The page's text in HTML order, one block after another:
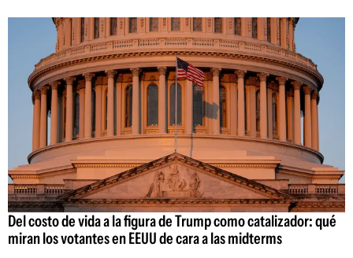
Del costo de vida a la figura de Trump como catalizador: qué
miran los votantes en EEUU de cara a las midterms